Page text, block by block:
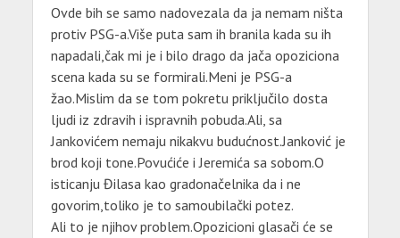
Ovde bih se samo nadovezala da ja nemam ništa
protiv PSG-a.Više puta sam ih branila kada su ih
napadali,čak mi je i bilo drago da jača opoziciona
scena kada su se formirali.Meni je PSG-a
žao.Mislim da se tom pokretu priključilo dosta
ljudi iz zdravih i ispravnih pobuda.Ali, sa
Jankovićem nemaju nikakvu budućnost.Janković je
brod koji tone.Povućiće i Jeremića sa sobom.O
isticanju Đilasa kao gradonačelnika da i ne
govorim,toliko je to samoubilački potez.
Ali to je njihov problem.Opozicioni glasači će se